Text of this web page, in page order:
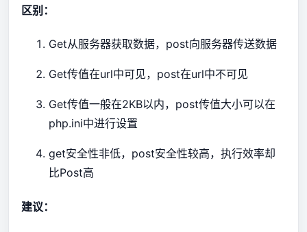
区别：
Get从服务器获取数据，post向服务器传送数据
Get传值在url中可见，post在url中不可见
Get传值一般在2KB以内，post传值大小可以在
php.ini中进行设置
get安全性非低，post安全性较高，执行效率却
比Post高
建议：